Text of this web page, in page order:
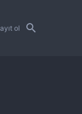
ol